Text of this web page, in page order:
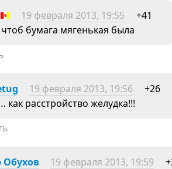
19 февраля 2013, 19:55
+41
бумага мягенькая была
19 февраля 2013, 19:56
+26
как расстройство желудка!!!
Обухов 19 февраля 2013, 19:59